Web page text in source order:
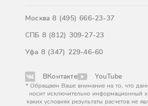
Москва8 (495) 666-23-37
СПБ 8 (812) 309-27-23
Уфа 8 (347) 229-46-60
ВКонтакте YouTube
* Обращаем Ваше внимание на то, что
носит исключительно информационный
каких условиях результаты расчетов не